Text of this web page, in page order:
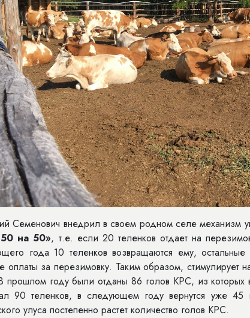
Семенович внедрил в своем родном селе механизм
на 50», т.е. если 20 теленков отдает на
года 10 теленков возвращаются ему,
оплаты за перезимовку. Таким образом, стимулирует
прошлом году были отданы 86 голов КРС, из которых
90 теленков, в следующем году вернутся уже 45
улуса постепенно растет количество голов КРС.